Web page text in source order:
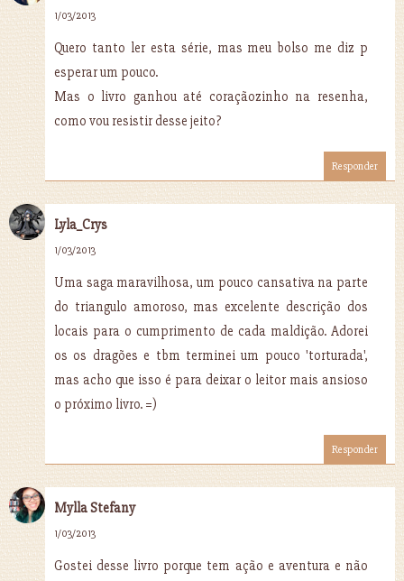
1/03/2013
Quero tanto ler esta série, mas meu bolso me diz p
esperar um pouco.
Mas o livro ganhou até coraçãozinho na resenha,
como vou resistir desse jeito?
Responder
Lyla_Crys
1/03/2013
Uma saga maravilhosa, um pouco cansativa na parte
do triangulo amoroso, mas excelente descrição dos
locais para o cumprimento de cada maldição. Adorei
os os dragões e tbm terminei um pouco 'torturada',
mas acho que isso é para deixar o leitor mais ansioso
o próximo livro. =)
Responder
Mylla Stefany
1/03/2013
Gostei desse livro porque tem ação e aventura e não